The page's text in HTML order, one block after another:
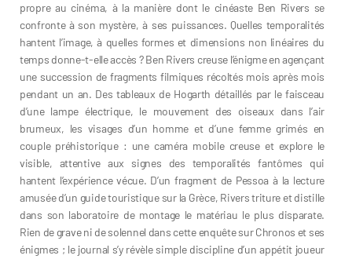
propre au cinéma, à la manière dont le cinéaste Ben Rivers se
confronte à son mystère, à ses puissances. Quelles temporalités
hantent l’image, à quelles formes et dimensions non linéaires du
temps donne-t-elle accès ? Ben Rivers creuse l’énigme en agençant
une succession de fragments filmiques récoltés mois après mois
pendant un an. Des tableaux de Hogarth détaillés par le faisceau
d’une lampe électrique, le mouvement des oiseaux dans l’air
brumeux, les visages d’un homme et d’une femme grimés en
couple préhistorique : une caméra mobile creuse et explore le
visible, attentive aux signes des temporalités fantômes qui
hantent l’expérience vécue. D’un fragment de Pessoa à la lecture
amusée d’un guide touristique sur la Grèce, Rivers triture et distille
dans son laboratoire de montage le matériau le plus disparate.
Rien de grave ni de solennel dans cette enquête sur Chronos et ses
énigmes ; le journal s’y révèle simple discipline d’un appétit joueur